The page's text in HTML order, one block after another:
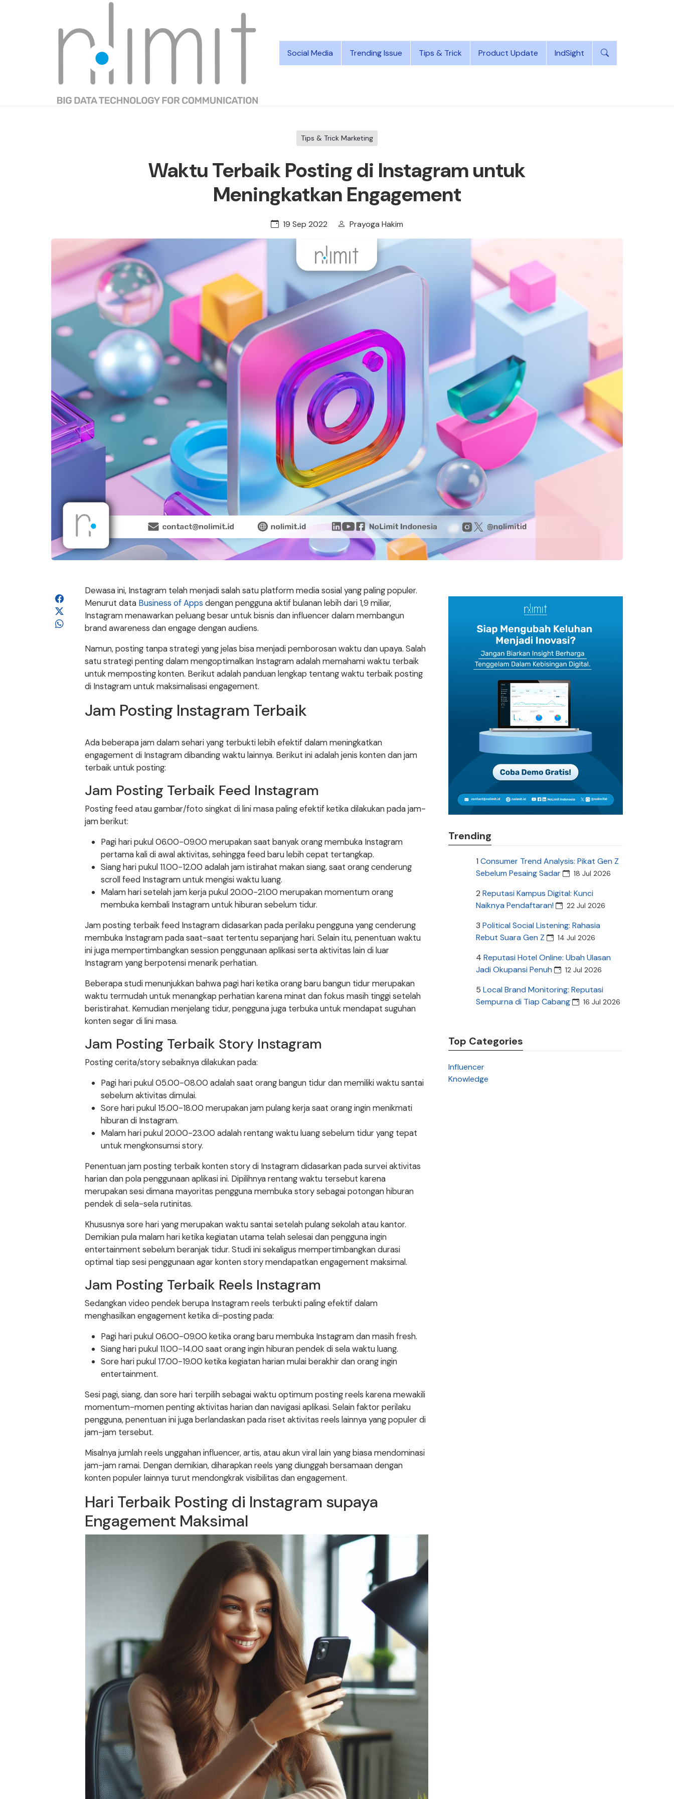
Social Media Trending Issue Tips & Trick Product Update IndSight
Tips & Trick Marketing
Waktu Terbaik Posting di Instagram untuk
Meningkatkan Engagement
19 Sep 2022 Prayoga Hakim
Dewasa ini, Instagram telah menjadi salah satu platform media sosial yang paling populer.
Menurut data Business of Apps dengan pengguna aktif bulanan lebih dari 1,9 miliar,
Instagram menawarkan peluang besar untuk bisnis dan influencer dalam membangun
brand awareness dan engage dengan audiens.
Namun, posting tanpa strategi yang jelas bisa menjadi pemborosan waktu dan upaya. Salah
satu strategi penting dalam mengoptimalkan Instagram adalah memahami waktu terbaik
untuk memposting konten. Berikut adalah panduan lengkap tentang waktu terbaik posting
di Instagram untuk maksimalisasi engagement.
Jam Posting Instagram Terbaik
Ada beberapa jam dalam sehari yang terbukti lebih efektif dalam meningkatkan
engagement di Instagram dibanding waktu lainnya. Berikut ini adalah jenis konten dan jam
terbaik untuk posting:
Jam Posting Terbaik Feed Instagram
Posting feed atau gambar/foto singkat di lini masa paling efektif ketika dilakukan pada jam-
jam berikut:
Pagi hari pukul 06.00-09.00 merupakan saat banyak orang membuka Instagram
pertama kali di awal aktivitas, sehingga feed baru lebih cepat tertangkap.
Siang hari pukul 11.00-12.00 adalah jam istirahat makan siang, saat orang cenderung
scroll feed Instagram untuk mengisi waktu luang.
Malam hari setelah jam kerja pukul 20.00-21.00 merupakan momentum orang
membuka kembali Instagram untuk hiburan sebelum tidur.
Jam posting terbaik feed Instagram didasarkan pada perilaku pengguna yang cenderung
membuka Instagram pada saat-saat tertentu sepanjang hari. Selain itu, penentuan waktu
ini juga mempertimbangkan session penggunaan aplikasi serta aktivitas lain di luar
Instagram yang berpotensi menarik perhatian.
Beberapa studi menunjukkan bahwa pagi hari ketika orang baru bangun tidur merupakan
waktu termudah untuk menangkap perhatian karena minat dan fokus masih tinggi setelah
beristirahat. Kemudian menjelang tidur, pengguna juga terbuka untuk mendapat suguhan
konten segar di lini masa.
Jam Posting Terbaik Story Instagram
Posting cerita/story sebaiknya dilakukan pada:
Pagi hari pukul 05.00-08.00 adalah saat orang bangun tidur dan memiliki waktu santai
sebelum aktivitas dimulai.
Sore hari pukul 15.00-18.00 merupakan jam pulang kerja saat orang ingin menikmati
hiburan di Instagram.
Malam hari pukul 20.00-23.00 adalah rentang waktu luang sebelum tidur yang tepat
untuk mengkonsumsi story.
Penentuan jam posting terbaik konten story di Instagram didasarkan pada survei aktivitas
harian dan pola penggunaan aplikasi ini. Dipilihnya rentang waktu tersebut karena
merupakan sesi dimana mayoritas pengguna membuka story sebagai potongan hiburan
pendek di sela-sela rutinitas.
Khususnya sore hari yang merupakan waktu santai setelah pulang sekolah atau kantor.
Demikian pula malam hari ketika kegiatan utama telah selesai dan pengguna ingin
entertainment sebelum beranjak tidur. Studi ini sekaligus mempertimbangkan durasi
optimal tiap sesi penggunaan agar konten story mendapatkan engagement maksimal.
Jam Posting Terbaik Reels Instagram
Sedangkan video pendek berupa Instagram reels terbukti paling efektif dalam
menghasilkan engagement ketika di-posting pada:
Pagi hari pukul 06.00-09.00 ketika orang baru membuka Instagram dan masih fresh.
Siang hari pukul 11.00-14.00 saat orang ingin hiburan pendek di sela waktu luang.
Sore hari pukul 17.00-19.00 ketika kegiatan harian mulai berakhir dan orang ingin
entertainment.
Sesi pagi, siang, dan sore hari terpilih sebagai waktu optimum posting reels karena mewakili
momentum-momen penting aktivitas harian dan navigasi aplikasi. Selain faktor perilaku
pengguna, penentuan ini juga berlandaskan pada riset aktivitas reels lainnya yang populer di
jam-jam tersebut.
Misalnya jumlah reels unggahan influencer, artis, atau akun viral lain yang biasa mendominasi
jam-jam ramai. Dengan demikian, diharapkan reels yang diunggah bersamaan dengan
konten populer lainnya turut mendongkrak visibilitas dan engagement.
Hari Terbaik Posting di Instagram supaya
Engagement Maksimal
Trending
1 Consumer Trend Analysis: Pikat Gen Z
Sebelum Pesaing Sadar
18 Jul 2026
2 Reputasi Kampus Digital: Kunci
Naiknya Pendaftaran!
22 Jul 2026
3 Political Social Listening: Rahasia
Rebut Suara Gen Z
14 Jul 2026
4 Reputasi Hotel Online: Ubah Ulasan
Jadi Okupansi Penuh
12 Jul 2026
5 Local Brand Monitoring: Reputasi
Sempurna di Tiap Cabang
16 Jul 2026
Top Categories
Influencer
Knowledge